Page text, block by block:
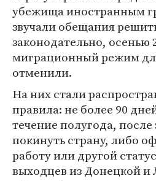
убежища иностранным
звучали обещания
законодательно, осенью
миграционный режим
отменили.
На них стали
правила: не более 90
течение полугода,
покинуть страну, либо
работу или другой
выходцев из Донецкой и